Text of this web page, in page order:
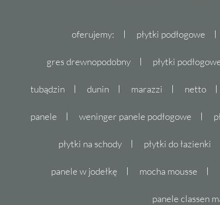
oferujemy: płytki podłogowe
gres drewnopodobny płytki
tubądzin dunin marazzi netto
panele weninger panele podłogowe
płytki na schody płytki do łazienki
panele w jodełkę mocha mousse
panele classen